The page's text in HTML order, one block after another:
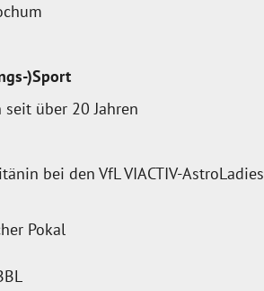
)Sport
über 20 Jahren
bei den VfL VIACTIV-AstroLadies
Pokal